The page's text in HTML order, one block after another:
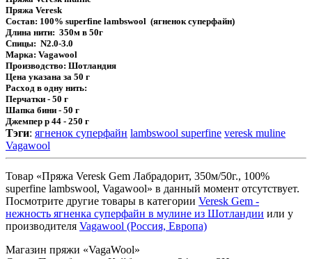
Пряжа Veresk
Состав: 100% superfine lambswool (ягненок суперфайн)
Длина нити: 350м в 50г
Спицы: N2.0-3.0
Марка: Vagawool
Производство: Шотландия
Цена указана за 50 г
Расход в одну нить:
Перчатки - 50 г
Шапка бини - 50 г
Джемпер р 44 - 250 г
Тэги: ягненок суперфайн lambswool superfine veresk muline
Vagawool
Товар «Пряжа Veresk Gem Лабрадорит, 350м/50г., 100%
superfine lambswool, Vagawool» в данный момент отсутствует.
Посмотрите другие товары в категории Veresk Gem -
нежность ягненка суперфайн в мулине из Шотландии или у
производителя Vagawool (Россия, Европа)
Магазин пряжи «VagaWool»